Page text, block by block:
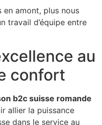
en amont, plus nous
travail d’équipe entre
au
confort
b2c suisse romande
allier la puissance
dans le service au